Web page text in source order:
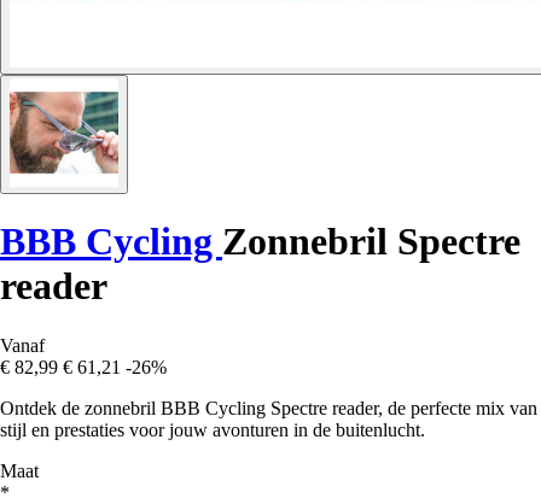
BBB Cycling Zonnebril Spectre
reader
Vanaf
€ 82,99 € 61,21 -26%
Ontdek de zonnebril BBB Cycling Spectre reader, de perfecte mix van
stijl en prestaties voor jouw avonturen in de buitenlucht.
Maat
*